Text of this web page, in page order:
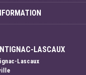
LASCAUX
Lascaux